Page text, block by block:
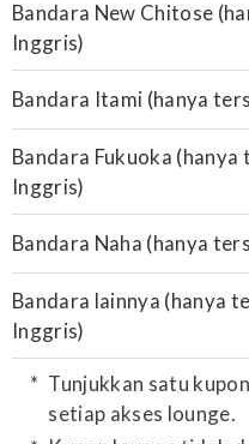
Bandara New Chitose
Inggris)
Bandara Itami (hanya
Bandara Fukuoka
Inggris)
Bandara Naha (hanya
Bandara lainnya (hanya
Inggris)
Tunjukkan satu
setiap akses lounge.